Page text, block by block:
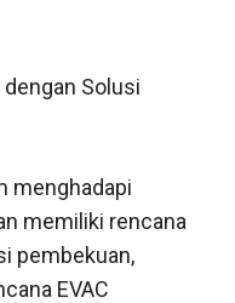
Solusi
menghadapi
memiliki rencana
pembekuan,
EVAC